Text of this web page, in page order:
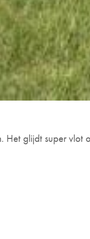
Het glijdt super vlot